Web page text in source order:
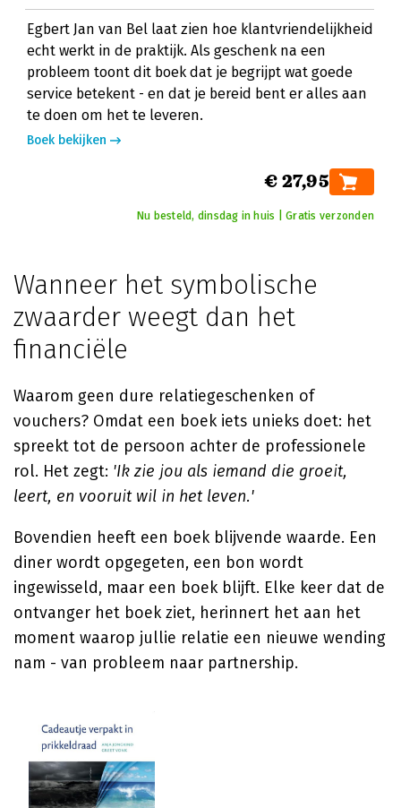
Egbert Jan van Bel laat zien hoe klantvriendelijkheid
echt werkt in de praktijk. Als geschenk na een
probleem toont dit boek dat je begrijpt wat goede
service betekent - en dat je bereid bent er alles aan
te doen om het te leveren.
Boek bekijken
€ 27,95
Nu besteld, dinsdag in huis | Gratis verzonden
Wanneer het symbolische
zwaarder weegt dan het
financiële
Waarom geen dure relatiegeschenken of
vouchers? Omdat een boek iets unieks doet: het
spreekt tot de persoon achter de professionele
rol. Het zegt: 'Ik zie jou als iemand die groeit,
leert, en vooruit wil in het leven.'
Bovendien heeft een boek blijvende waarde. Een
diner wordt opgegeten, een bon wordt
ingewisseld, maar een boek blijft. Elke keer dat de
ontvanger het boek ziet, herinnert het aan het
moment waarop jullie relatie een nieuwe wending
nam - van probleem naar partnership.